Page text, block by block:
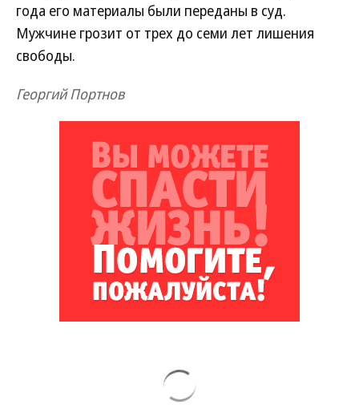
года его материалы были переданы в суд.
Мужчине грозит от трех до семи лет лишения
свободы.
Георгий Портнов